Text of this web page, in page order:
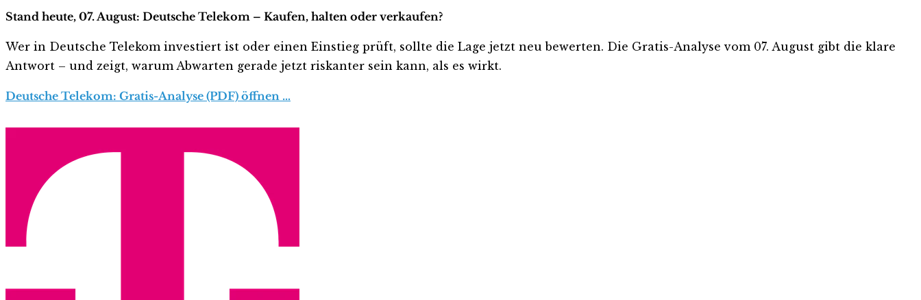
Stand heute, 07. August: Deutsche Telekom – Kaufen, halten oder verkaufen?
Wer in Deutsche Telekom investiert ist oder einen Einstieg prüft, sollte die Lage jetzt neu bewerten. Die Gratis-Analyse vom 07. August gibt die klare
Antwort – und zeigt, warum Abwarten gerade jetzt riskanter sein kann, als es wirkt.
Deutsche Telekom: Gratis-Analyse (PDF) öffnen …